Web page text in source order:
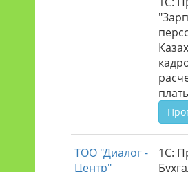
ТОО "Диалог -
Центр"
1С: